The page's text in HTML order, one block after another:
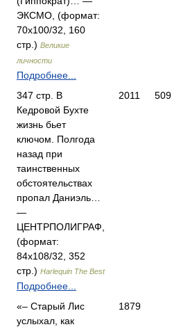
ЭКСМО, (формат:
70x100/32, 160
стр.) Великие
личности
Подробнее...
347 стр. В
Кедровой Бухте
жизнь бьет
ключом. Полгода
назад при
таинственных
обстоятельствах
пропал Даниэль…
—
ЦЕНТРПОЛИГРАФ,
(формат:
84x108/32, 352
стр.) Harlequin The Best
Подробнее...
2011 509
«– Старый Лис
услыхал, как
1879